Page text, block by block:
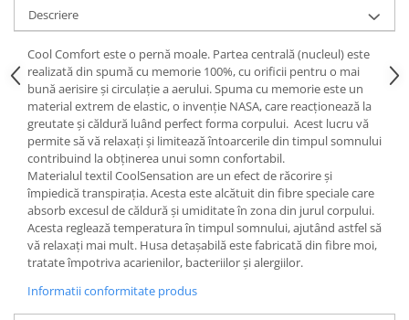
Descriere
Cool Comfort este o pernă moale. Partea centrală (nucleul) este
realizată din spumă cu memorie 100%, cu orificii pentru o mai
bună aerisire și circulație a aerului. Spuma cu memorie este un
material extrem de elastic, o invenție NASA, care reacționează la
greutate și căldură luând perfect forma corpului. Acest lucru vă
permite să vă relaxați și limitează întoarcerile din timpul somnului
contribuind la obținerea unui somn confortabil.
Materialul textil CoolSensation are un efect de răcorire și
împiedică transpirația. Acesta este alcătuit din fibre speciale care
absorb excesul de căldură și umiditate în zona din jurul corpului.
Acesta reglează temperatura în timpul somnului, ajutând astfel să
vă relaxați mai mult. Husa detașabilă este fabricată din fibre moi,
tratate împotriva acarienilor, bacteriilor și alergiilor.
Informatii conformitate produs